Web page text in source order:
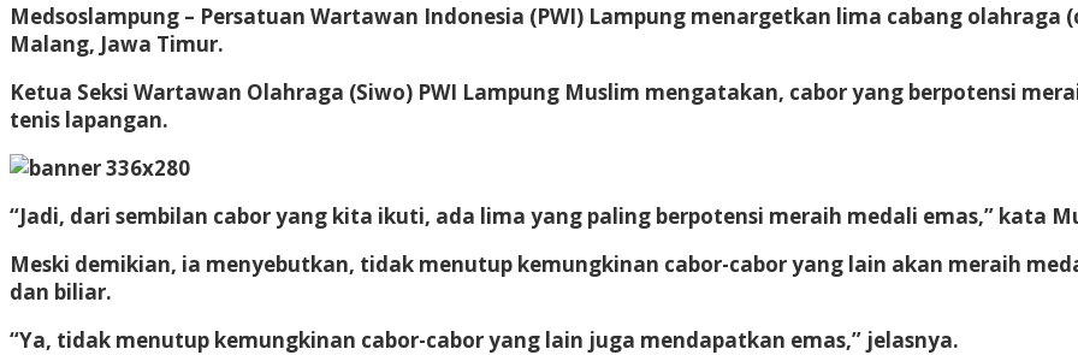
Medsoslampung – Persatuan Wartawan Indonesia (PWI) Lampung menargetkan lima cabang olahraga
Malang, Jawa Timur.
Ketua Seksi Wartawan Olahraga (Siwo) PWI Lampung Muslim mengatakan, cabor yang berpotensi
tenis lapangan.
“Jadi, dari sembilan cabor yang kita ikuti, ada lima yang paling berpotensi meraih medali emas,” kata
Meski demikian, ia menyebutkan, tidak menutup kemungkinan cabor-cabor yang lain akan meraih
dan biliar.
“Ya, tidak menutup kemungkinan cabor-cabor yang lain juga mendapatkan emas,” jelasnya.